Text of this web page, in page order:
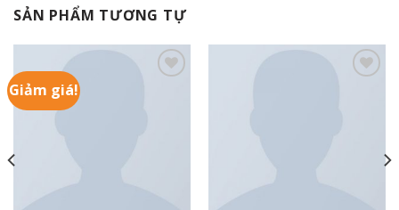
SẢN PHẨM TƯƠNG TỰ
Giảm giá!